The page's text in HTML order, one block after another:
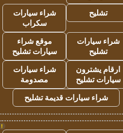
تشليح
شراء سيارات
سكراب
شراء سيارات
تشليح
موقع شراء
سيارات تشليح
ارقام يشترون
سيارات تشليح
شراء سيارات
مصدومة
شراء سيارات قديمة تشليح
!